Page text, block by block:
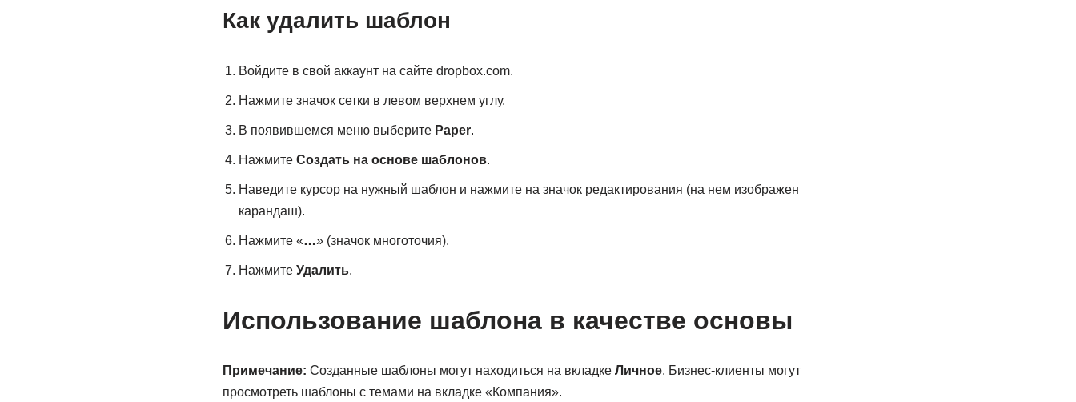
Как удалить шаблон
Войдите в свой аккаунт на сайте dropbox.com.
Нажмите значок сетки в левом верхнем углу.
В появившемся меню выберите Paper.
Нажмите Создать на основе шаблонов.
Наведите курсор на нужный шаблон и нажмите на значок редактирования (на нем изображен
карандаш).
Нажмите «…» (значок многоточия).
Нажмите Удалить.
Использование шаблона в качестве основы
Примечание: Созданные шаблоны могут находиться на вкладке Личное. Бизнес-клиенты могут
просмотреть шаблоны с темами на вкладке «Компания».